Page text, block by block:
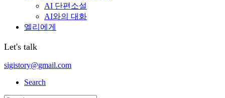
AI 단편소설
AI와의 대화
엘리에게
Let's talk
sigistory@gmail.com
Search